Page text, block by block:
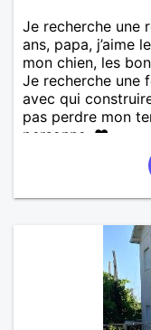
Je recherche une
ans, papa, j’aime
mon chien, les
Je recherche une
avec qui
pas perdre mon
personne. ❤️